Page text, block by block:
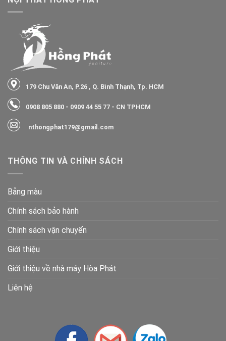
179 Chu Văn An, P.26 , Q. Bình Thạnh, Tp. HCM
0908 805 880 - 0909 44 55 77 - CN TPHCM
nthongphat179@gmail.com
THÔNG TIN VÀ CHÍNH SÁCH
Bảng màu
Chính sách bảo hành
Chính sách vận chuyển
Giới thiệu
Giới thiệu về nhà máy Hòa Phát
Liên hệ